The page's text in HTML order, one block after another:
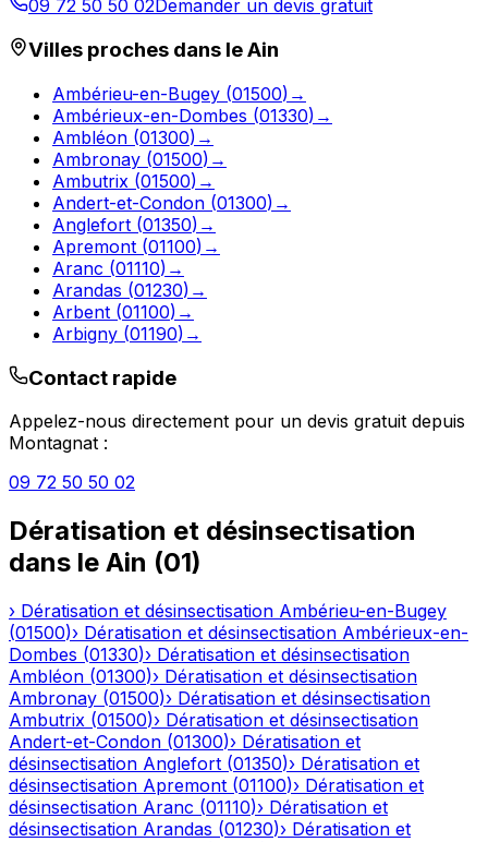
09 72 50 50 02Demander un devis gratuit
Villes proches dans leAin
Ambérieu-en-Bugey (01500) →
Ambérieux-en-Dombes (01330) →
Ambléon (01300) →
Ambronay (01500) →
Ambutrix (01500) →
Andert-et-Condon (01300) →
Anglefort (01350) →
Apremont (01100) →
Aranc (01110) →
Arandas (01230) →
Arbent (01100) →
Arbigny (01190) →
Contact rapide
Appelez-nous directement pour un devis gratuit depuis
Montagnat :
09 72 50 50 02
Dératisation et désinsectisation
dans le Ain (01)
› Dératisation et désinsectisation Ambérieu-en-Bugey
(01500)› Dératisation et désinsectisation Ambérieux-en-
Dombes (01330)› Dératisation et désinsectisation
Ambléon (01300)› Dératisation et désinsectisation
Ambronay (01500)› Dératisation et désinsectisation
Ambutrix (01500)› Dératisation et désinsectisation
Andert-et-Condon (01300)› Dératisation et
désinsectisation Anglefort (01350)› Dératisation et
désinsectisation Apremont (01100)› Dératisation et
désinsectisation Aranc (01110)› Dératisation et
désinsectisation Arandas (01230)› Dératisation et